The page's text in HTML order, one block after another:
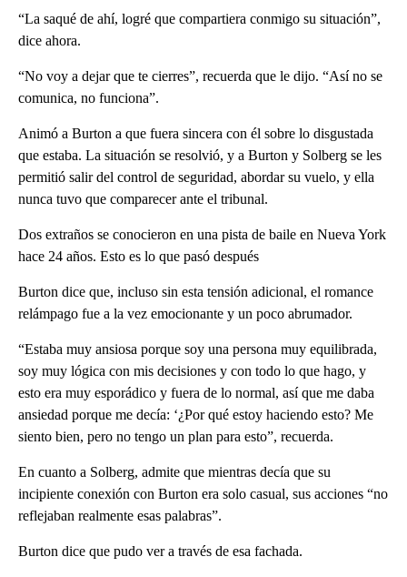
“La saqué de ahí, logré que compartiera conmigo su situación”,
dice ahora.
“No voy a dejar que te cierres”, recuerda que le dijo. “Así no se
comunica, no funciona”.
Animó a Burton a que fuera sincera con él sobre lo disgustada
que estaba. La situación se resolvió, y a Burton y Solberg se les
permitió salir del control de seguridad, abordar su vuelo, y ella
nunca tuvo que comparecer ante el tribunal.
Dos extraños se conocieron en una pista de baile en Nueva York
hace 24 años. Esto es lo que pasó después
Burton dice que, incluso sin esta tensión adicional, el romance
relámpago fue a la vez emocionante y un poco abrumador.
“Estaba muy ansiosa porque soy una persona muy equilibrada,
soy muy lógica con mis decisiones y con todo lo que hago, y
esto era muy esporádico y fuera de lo normal, así que me daba
ansiedad porque me decía: ‘¿Por qué estoy haciendo esto? Me
siento bien, pero no tengo un plan para esto”, recuerda.
En cuanto a Solberg, admite que mientras decía que su
incipiente conexión con Burton era solo casual, sus acciones “no
reflejaban realmente esas palabras”.
Burton dice que pudo ver a través de esa fachada.